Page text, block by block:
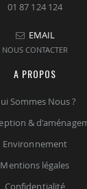
01 87 124 124
EMAIL
NOUS CONTACTER
A PROPOS
Sommes Nous ?
&
Environnement
Mentions légales